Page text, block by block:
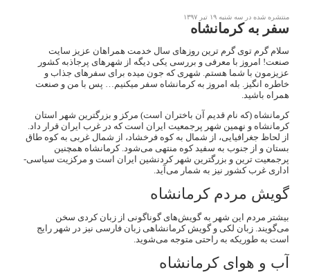
منتشره شده در سه شنبه ۱۹ تیر ۱۳۹۷
سفر به کرمانشاه
سلام گرم توی گرم ترین روزهای سال خدمت همراهان عزیز سایت
صنعت! امروز با معرفی و بررسی یکی دیگه از شهرهای پرجاذبه کشور
عزیزمون با شما هستم. شهری که جون میده برای سفرهای جذاب و
خاطره انگیز. بله امروز به کرمانشاه سفر میکنیم… پس با من و صنعت
همراه باشید.
کرمانشاه (که نام قدیم آن باختران است) مرکز و بزرگترین شهر استان
کرمانشاه و نهمین شهر پرجمعیت ایران است که در غرب ایران قرار داد.
از لحاظ جغرافیایی، از شمال به کوه فرخشاد، از شمال غربی به کوه طاق
بستان و از جنوب به سفید کوه منتهی می‌شود. کرمانشاه همچنین
پرجمعیت ترین و بزرگترین شهر کردنشین ایران است و مرکزیت سیاسی-
اداری غرب کشور نیز به شمار می‌آید.
گویش مردم کرمانشاه
بیشتر مردم این شهر به گویش‌های گوناگونی از زبان کردی سخن
می‌گویند. زبان لکی و گویش کرمانشاهی زبان فارسی نیز در شهر رایج
است به طوریکه به راحتی متوجه می‌شوید.
آب و هوای کرمانشاه